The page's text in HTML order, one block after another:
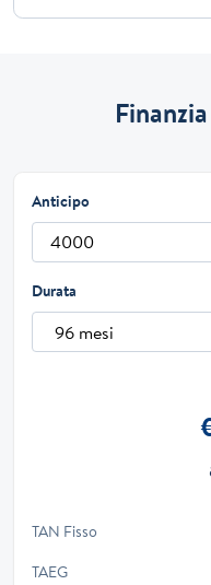
Anticipo
Durata
TAN Fisso
TAEG